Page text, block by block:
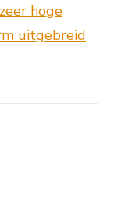
hoge
uitgebreid